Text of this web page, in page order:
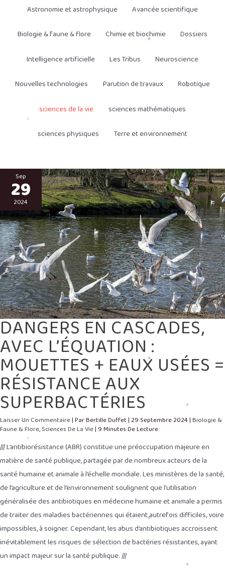
Astronomie et astrophysique Avancée scientifique
Biologie & faune & flore Chimie et biochimie Dossiers
Intelligence artificielle Les Tribus Neuroscience
Nouvelles technologies Parution de travaux Robotique
sciences de la vie sciences mathématiques
sciences physiques Terre et environnement
Sep
29
2024
DANGERS EN CASCADES,
AVEC L’ÉQUATION :
MOUETTES + EAUX USÉES =
RÉSISTANCE AUX
SUPERBACTÉRIES
Laisser Un Commentaire| ParBertille Duffet| 29 Septembre 2024| Biologie &
Faune & Flore,Sciences De La Vie| 9 Minutes De Lecture
/// L’antibiorésistance (ABR) constitue une préoccupation majeure en
matière de santé publique, partagée par de nombreux acteurs de la
santé humaine et animale à l’échelle mondiale. Les ministères de la santé,
de l’agriculture et de l’environnement soulignent que l’utilisation
généralisée des antibiotiques en médecine humaine et animale a permis
de traiter des maladies bactériennes qui étaient autrefois difficiles, voire
impossibles, à soigner. Cependant, les abus d’antibiotiques accroissent
inévitablement les risques de sélection de bactéries résistantes, ayant
un impact majeur sur la santé publique. ///
DANGERS
EN
CASCADES,
AVEC
L’ÉQUATION
MOUETTES
+
EAUX
USÉES
=
RÉSISTANCE
AUX
SUPERBACTÉRIES